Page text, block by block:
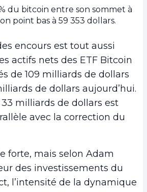
du bitcoin entre son sommet à
point bas à 59 353 dollars.
encours est tout aussi
actifs nets des ETF Bitcoin
de 109 milliards de dollars
de dollars aujourd’hui.
milliards de dollars est
avec la correction du
forte, mais selon Adam
des investissements du
l’intensité de la dynamique